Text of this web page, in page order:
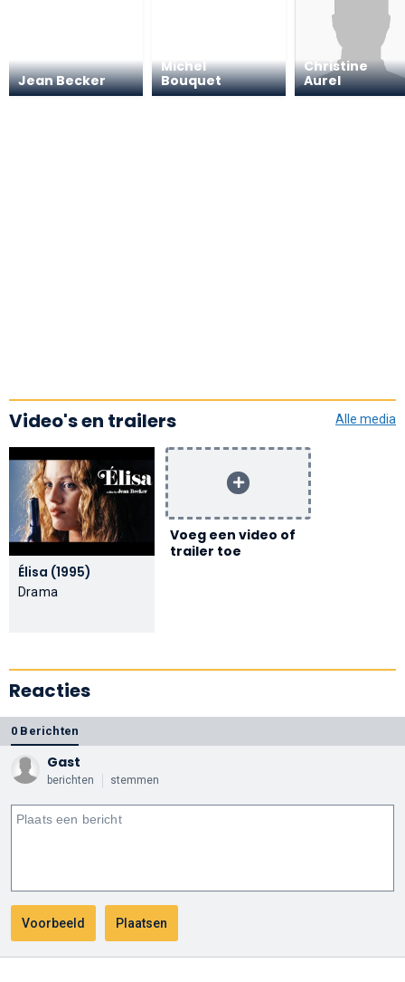
Jean Becker
Michel
Bouquet
Christine
Aurel
Video's en trailers Alle media
Élisa (1995)
Drama
Voeg een video of
trailer toe
Reacties
0 Berichten
Gast
berichten stemmen